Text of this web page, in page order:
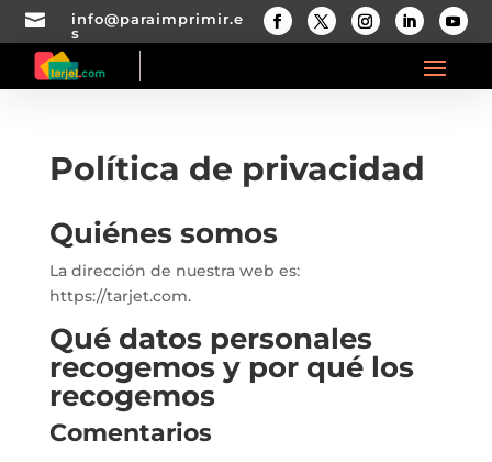

info@paraimprimir.e
s
Política de privacidad
Quiénes somos
La dirección de nuestra web es:
https://tarjet.com.
Qué datos personales
recogemos y por qué los
recogemos
Comentarios